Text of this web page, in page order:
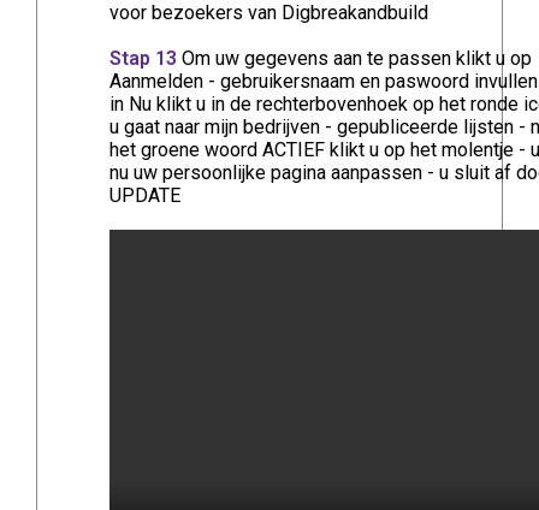
voor bezoekers van Digbreakandbuild
Stap 13 Om uw gegevens aan te passen klikt u op
Aanmelden - gebruikersnaam en paswoord
in Nu klikt u in de rechterbovenhoek op het ronde
u gaat naar mijn bedrijven - gepubliceerde lijsten -
het groene woord ACTIEF klikt u op het molentje -
nu uw persoonlijke pagina aanpassen - u sluit af
UPDATE